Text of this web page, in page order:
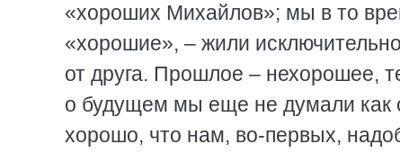
«хороших Михайлов»; мы в то
«хорошие», – жили
от друга. Прошлое – нехорошее,
о будущем мы еще не думали как
хорошо, что нам, во-первых,